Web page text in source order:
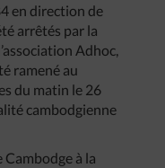
en direction de
arrêtés par la
Adhoc,
ramené au
du matin le 26
cambodgienne
à la